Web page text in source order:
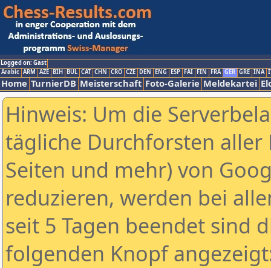
Logged on: Gast
Arabic ARM AZE BIH BUL CAT CHN CRO CZE DEN ENG ESP FAI FIN FRA GER GRE INA
Home TurnierDB Meisterschaft Foto-Galerie Meldekartei
Hinweis: Um die
tägliche Durchforsten aller
Seiten und mehr) von
reduzieren, werden bei
seit 5 Tagen beendet sind
folgenden Knopf